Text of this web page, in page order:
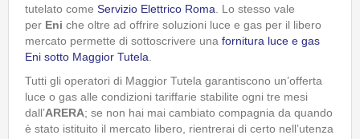
tutelato come Servizio Elettrico Roma . Lo stesso vale
per Eni che oltre ad offrire soluzioni luce e gas per il libero
mercato permette di sottoscrivere una fornitura luce e gas
Eni sotto Maggior Tutela
Tutti gli operatori di Maggior Tutela garantiscono un’offerta
luce o gas alle condizioni tariffarie stabilite ogni tre mesi
dall’ARERA; se non hai mai cambiato compagnia da quando
è stato istituito il mercato libero, rientrerai di certo nell’utenza